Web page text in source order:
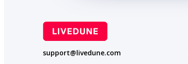
support@livedune.com